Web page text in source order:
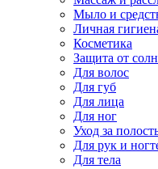
Мыло и
Личная
Косметика
Защита от
Для волос
Для губ
Для лица
Для ног
Уход за
Для рук и
Для тела